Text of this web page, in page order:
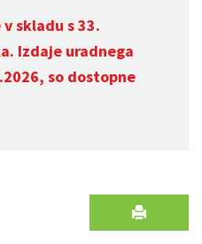
skladu s 33.
Izdaje uradnega
so dostopne